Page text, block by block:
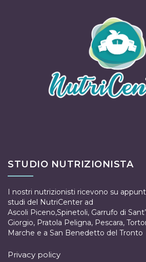
STUDIO NUTRIZIONISTA
I nostri nutrizionisti ricevono su
studi del NutriCenter ad
Ascoli Piceno,Spinetoli, Garrufo di
Giorgio, Pratola Peligna, Pescara,
Marche e a San Benedetto del Tronto
Privacy policy